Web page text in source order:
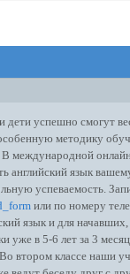
успешно смогут
методику
В международной
английский язык
успеваемость.
или по номеру
язык и для
уже в 5-6 лет за 3
Во втором классе наши